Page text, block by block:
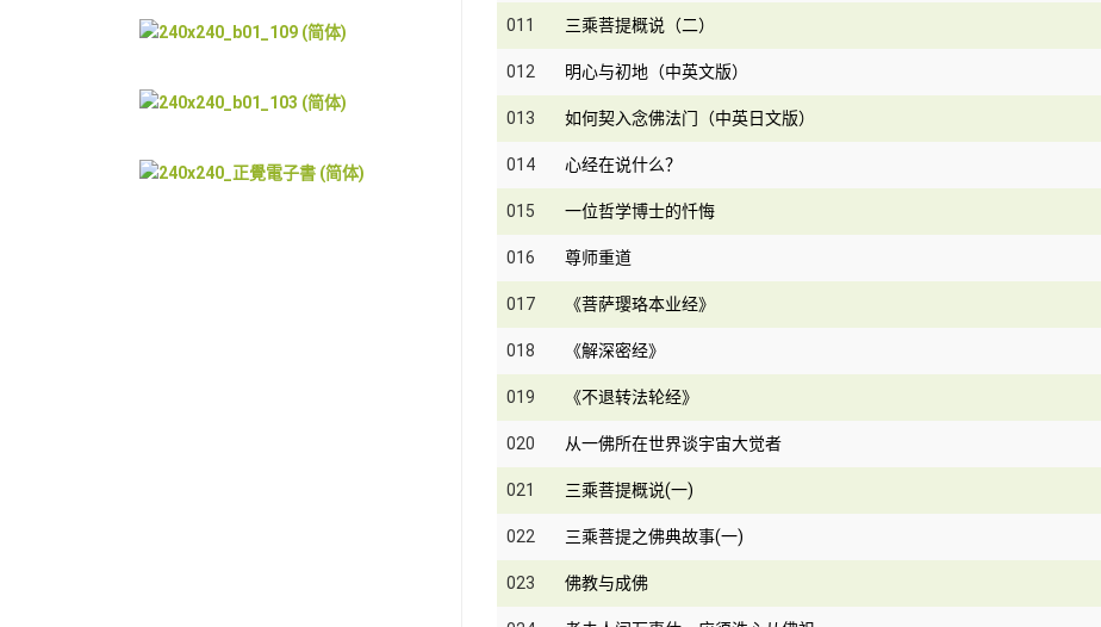
011 三乘菩提概说（二）
012 明心与初地（中英文版）
013 如何契入念佛法门（中英日文版）
014 心经在说什么？
015 一位哲学博士的忏悔
016 尊师重道
017 《菩萨璎珞本业经》
018 《解深密经》
019 《不退转法轮经》
020 从一佛所在世界谈宇宙大觉者
021 三乘菩提概说(一)
022 三乘菩提之佛典故事(一)
023 佛教与成佛